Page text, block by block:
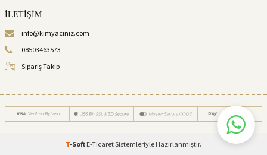
İLETİŞİM
info@kimyaciniz.com
08503463573
Sipariş Takip
T-Soft E-TicaretSistemleriyle Hazırlanmıştır.